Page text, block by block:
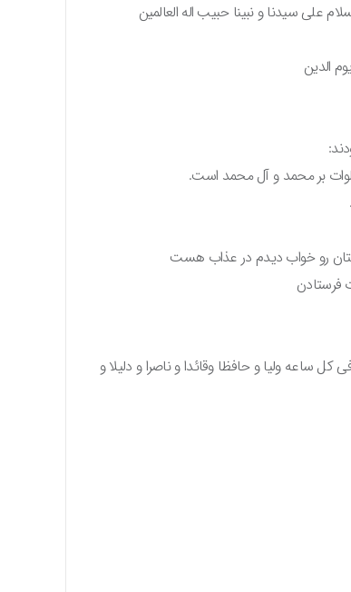
علی سیدنا و نبینا حبیب اله العالمین
الدین
بر محمد و آل محمد است.
رو خواب دیدم در عذاب هست
ساعه ولیا و حافظا وقائدا و ناصرا و دلیلا و